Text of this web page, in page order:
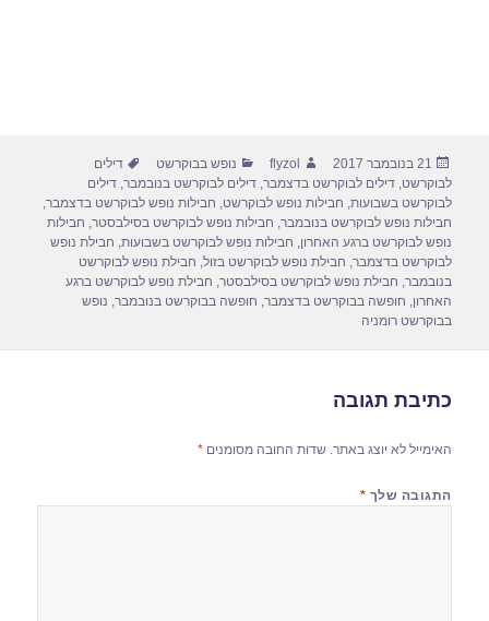
פורסם
בתאריך
21 בנובמבר 2017 מחבר
flyzol קטגוריות
נופש בבוקרשט תגיות
דילים
לבוקרשט,דילים לבוקרשט בדצמבר,דילים לבוקרשט בנובמבר,דילים
לבוקרשט בשבועות, חבילות נופש לבוקרשט, חבילות נופש לבוקרשט בדצמבר,
חבילות נופש לבוקרשט בנובמבר, חבילות נופש לבוקרשט בסילבסטר, חבילות
נופש לבוקרשט ברגע האחרון, חבילות נופש לבוקרשט בשבועות, חבילת נופש
לבוקרשט בדצמבר, חבילת נופש לבוקרשט בזול, חבילת נופש לבוקרשט
בנובמבר, חבילת נופש לבוקרשט בסילבסטר, חבילת נופש לבוקרשט ברגע
האחרון, חופשה בבוקרשט בדצמבר, חופשה בבוקרשט בנובמבר, נופש
בבוקרשט רומניה
כתיבת תגובה
האימייל לא יוצג באתר. שדות החובה מסומנים*
התגובה שלך *